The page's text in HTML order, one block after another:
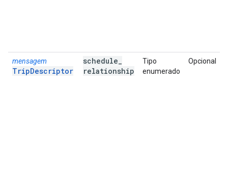
mensagem
TripDescriptor
schedule
relationship
Tipo
enumerado
Opcional